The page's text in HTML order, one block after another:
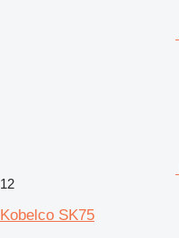
12
Kobelco SK75